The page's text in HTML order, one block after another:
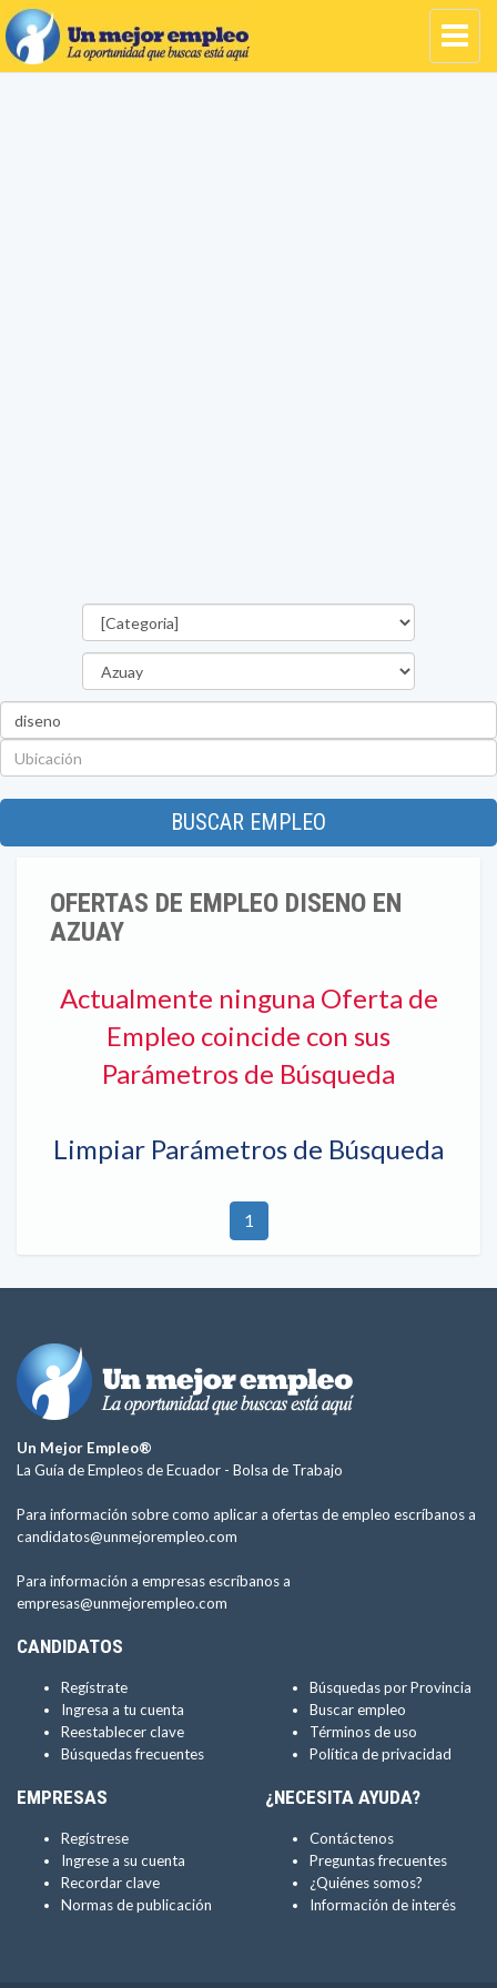
BUSCAR EMPLEO
OFERTAS DE EMPLEO DISENO EN
AZUAY
Actualmente ninguna Oferta de
Empleo coincide con sus
Parámetros de Búsqueda
Limpiar Parámetros de Búsqueda
1
Un Mejor Empleo®
La Guía de Empleos de Ecuador - Bolsa de Trabajo
Para información sobre como aplicar a ofertas de empleo escríbanos a
candidatos@unmejorempleo.com
Para información a empresas escríbanos a
empresas@unmejorempleo.com
CANDIDATOS
Regístrate
Ingresa a tu cuenta
Reestablecer clave
Búsquedas frecuentes
Búsquedas por Provincia
Buscar empleo
Términos de uso
Política de privacidad
EMPRESAS
Regístrese
Ingrese a su cuenta
Recordar clave
Normas de publicación
¿NECESITA AYUDA?
Contáctenos
Preguntas frecuentes
¿Quiénes somos?
Información de interés